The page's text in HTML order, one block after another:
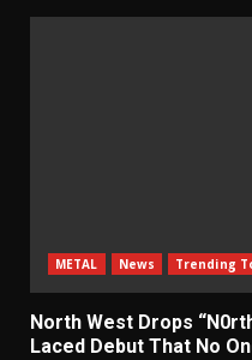
METAL News Trending
North West Drops
Laced Debut That No